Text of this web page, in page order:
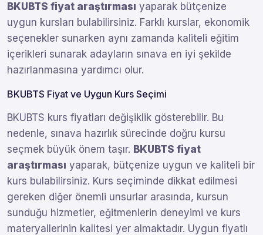
BKUBTS fiyat araştırması yaparak bütçenize
uygun kursları bulabilirsiniz. Farklı kurslar, ekonomik
seçenekler sunarken aynı zamanda kaliteli eğitim
içerikleri sunarak adayların sınava en iyi şekilde
hazırlanmasına yardımcı olur.
BKUBTS Fiyat ve Uygun Kurs Seçimi
BKUBTS kurs fiyatları değişiklik gösterebilir. Bu
nedenle, sınava hazırlık sürecinde doğru kursu
seçmek büyük önem taşır. BKUBTS fiyat
araştırması yaparak, bütçenize uygun ve kaliteli bir
kurs bulabilirsiniz. Kurs seçiminde dikkat edilmesi
gereken diğer önemli unsurlar arasında, kursun
sunduğu hizmetler, eğitmenlerin deneyimi ve kurs
materyallerinin kalitesi yer almaktadır. Uygun fiyatlı